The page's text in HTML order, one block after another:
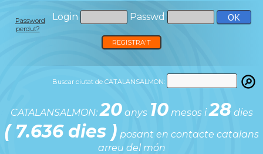
Login Passwd
Password
perdut?
REGISTRA'T
Buscar ciutat de CATALANSALMON:
CATALANSALMON:20anys 10mesos i28 dies
( 7.636 dies ) posant en contacte catalans
arreu del món